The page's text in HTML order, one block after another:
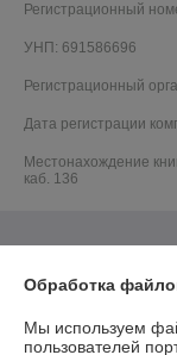
Регистрационный
УНП: 691586696
Регистрационный
Дата регистрации
Местонахождение
каб. 136
Обработка
Мы используем
пользователей